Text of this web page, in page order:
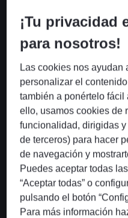
ODP con
Procesamiento
clasifica y valida
estructurados
transformando datos
¡Tu privacidad
para nosotros!
Las cookies nos ayudan
personalizar el
también a ponértelo fácil
ello, usamos cookies de
funcionalidad, dirigidas
de terceros) para hacer
de navegación y
Puedes aceptar todas
“Aceptar todas” o
pulsando el botón
Para más información